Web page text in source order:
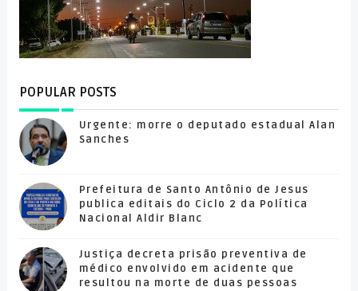
POPULAR POSTS
Urgente: morre o deputado estadual Alan
Sanches
Prefeitura de Santo Antônio de Jesus
publica editais do Ciclo 2 da Política
Nacional Aldir Blanc
Justiça decreta prisão preventiva de
médico envolvido em acidente que
resultou na morte de duas pessoas